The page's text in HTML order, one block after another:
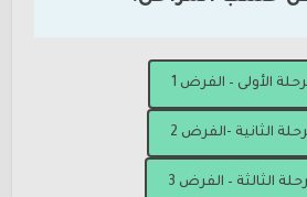
الأولى – الفرض 1
الثانية -الفرض 2
الثالثة – الفرض 3